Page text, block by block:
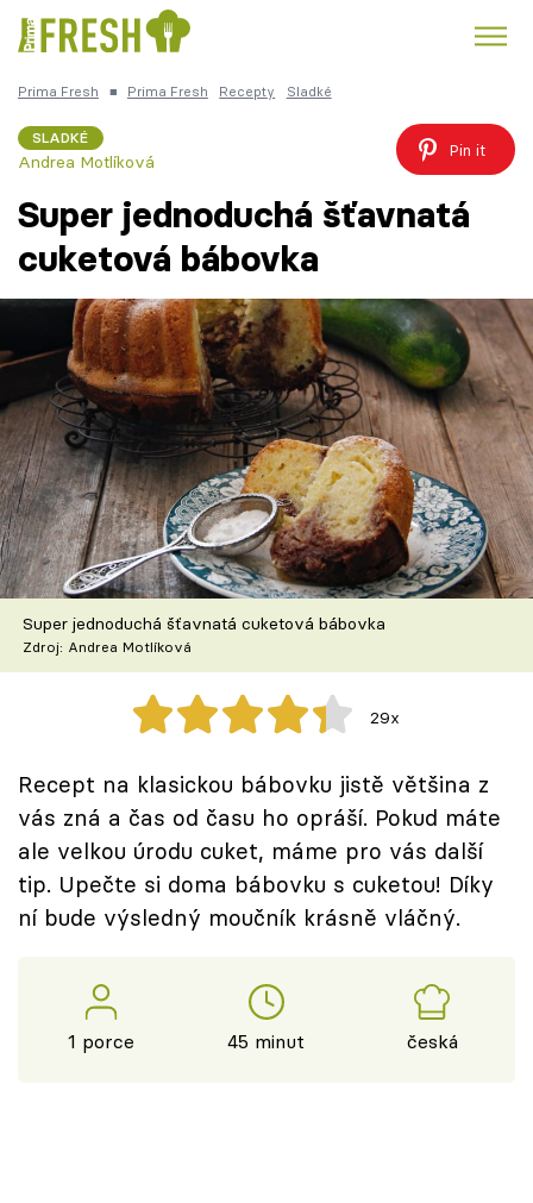
Česká kuchyně
Témata
Recepty
Články
TV Program
Škola vaření
Recepty z TV
Speciál: Cuketa
Těhotnej kuchař
Sledujte prima+
Přihlášení
Prima Fresh ■ Prima Fresh Recepty Sladké
SLADKÉ
Andrea Motlíková
Pin it
Super jednoduchá šťavnatá
cuketová bábovka
Super jednoduchá šťavnatá cuketová bábovka
Zdroj: Andrea Motlíková
29x
Recept na klasickou bábovku jistě většina z
vás zná a čas od času ho opráší. Pokud máte
ale velkou úrodu cuket, máme pro vás další
tip. Upečte si doma bábovku s cuketou! Díky
ní bude výsledný moučník krásně vláčný.
1 porce 45 minut česká